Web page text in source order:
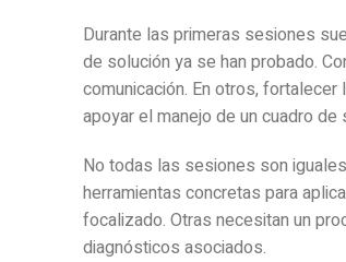
Durante las primeras sesiones
de solución ya se han probado.
comunicación. En otros,
apoyar el manejo de un cuadro de
No todas las sesiones son
herramientas concretas para
focalizado. Otras necesitan un
diagnósticos asociados.